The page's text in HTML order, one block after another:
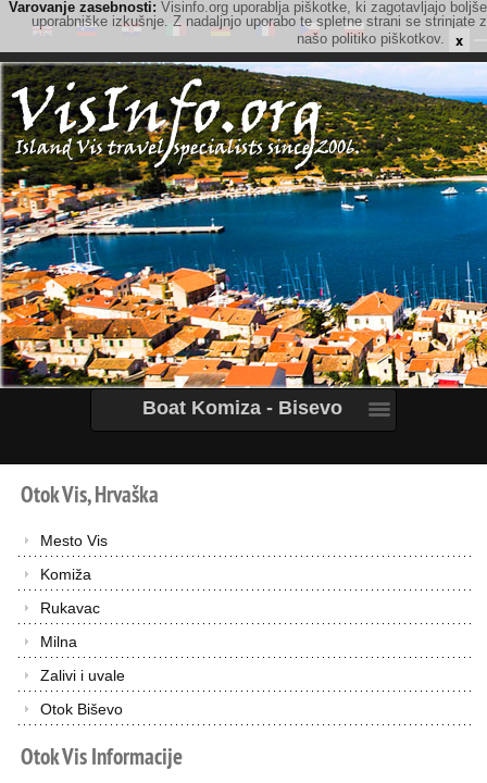
Varovanje zasebnosti: Visinfo.org uporablja piškotke, ki zagotavljajo boljše
uporabniške izkušnje. Z nadaljnjo uporabo te spletne strani se strinjate z
našo politiko piškotkov.
x
Boat Komiza - Bisevo
OtokVis,Hrvaška
Mesto Vis
Komiža
Rukavac
Milna
Zalivi i uvale
Otok Biševo
OtokVisInformacije